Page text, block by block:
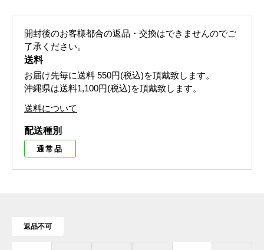
開封後のお客様都合の返品・交換はできませんのでご
了承ください。
送料
お届け先毎に送料 550円(税込)を頂戴致します。
沖縄県は送料1,100円(税込)を頂戴致します。
送料について
配送種別
通常品
返品不可